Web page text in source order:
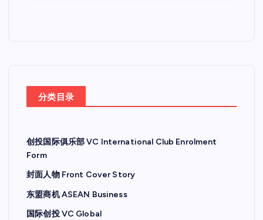
分类目录
创投国际俱乐部 VC International Club Enrolment
Form
封面人物 Front Cover Story
东盟商机 ASEAN Business
国际创投 VC Global